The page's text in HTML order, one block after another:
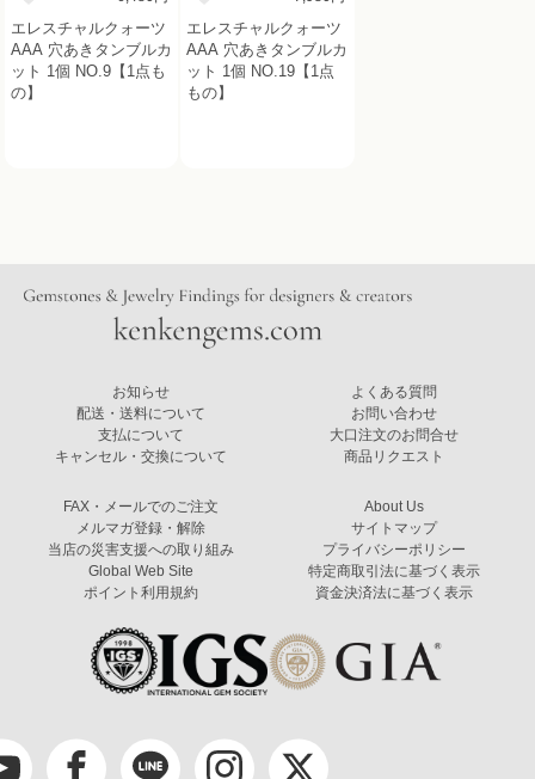
エレスチャルクォーツ
AAA 穴あきタンブルカ
ット 1個 NO.9【1点も
の】
エレスチャルクォーツ
AAA 穴あきタンブルカ
ット 1個 NO.19【1点
もの】
お知らせ
配送・送料について
支払について
キャンセル・交換について
よくある質問
お問い合わせ
大口注文のお問合せ
商品リクエスト
FAX・メールでのご注文
メルマガ登録・解除
当店の災害支援への取り組み
Global Web Site
ポイント利用規約
About Us
サイトマップ
プライバシーポリシー
特定商取引法に基づく表示
資金決済法に基づく表示